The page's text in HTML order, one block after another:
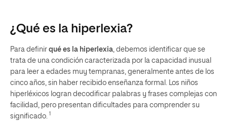
¿Qué es la hiperlexia?
Para definir qué es la hiperlexia , debemos identificar que se
trata de una condición caracterizada por la capacidad inusual
para leer a edades muy tempranas, generalmente antes de los
cinco años, sin haber recibido enseñanza formal. Los niños
hiperléxicos logran decodificar palabras y frases complejas con
facilidad, pero presentan dificultades para comprender su
significado. 1